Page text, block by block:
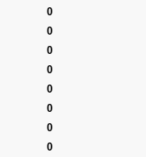
0
0
0
0
0
0
0
0